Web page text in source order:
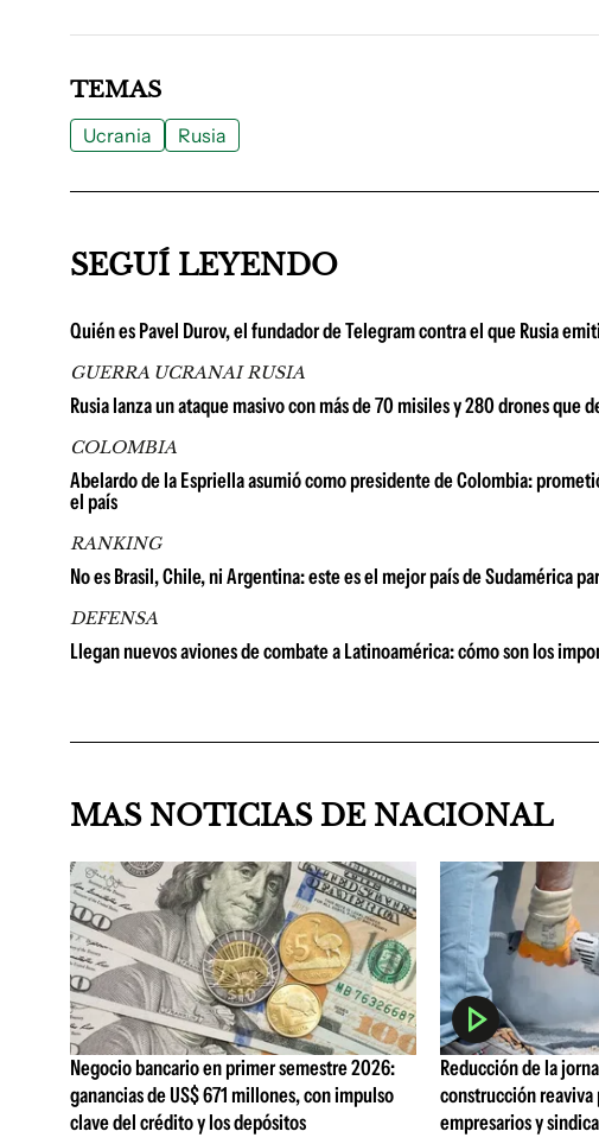
TEMAS
Ucrania Rusia
SEGUÍ LEYENDO
Quién es Pavel Durov, el fundador de Telegram contra el que Rusia
GUERRA UCRANAI RUSIA
Rusia lanza un ataque masivo con más de 70 misiles y 280 drones que
COLOMBIA
Abelardo de la Espriella asumió como presidente de Colombia:
el país
RANKING
No es Brasil, Chile, ni Argentina: este es el mejor país de Sudamérica
DEFENSA
Llegan nuevos aviones de combate a Latinoamérica: cómo son los
MAS NOTICIAS DE NACIONAL
Negocio bancario en primer semestre 2026:
ganancias de US$ 671 millones, con impulso
clave del crédito y los depósitos
Reducción de la
construcción
empresarios y